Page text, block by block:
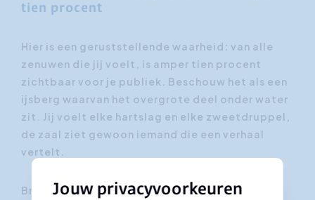
tien procent
Hier is een geruststellende waarheid: van alle
zenuwen die jij voelt, is amper tien procent
zichtbaar voor je publiek. Beschouw het als een
ijsberg waarvan het overgrote deel onder water
zit. Jij voelt elke hartslag en elke zweetdruppel,
de zaal ziet gewoon iemand die een verhaal
vertelt.
Breng jezelf dus niet in een neerwaartse spiraal
Jouw privacyvoorkeuren